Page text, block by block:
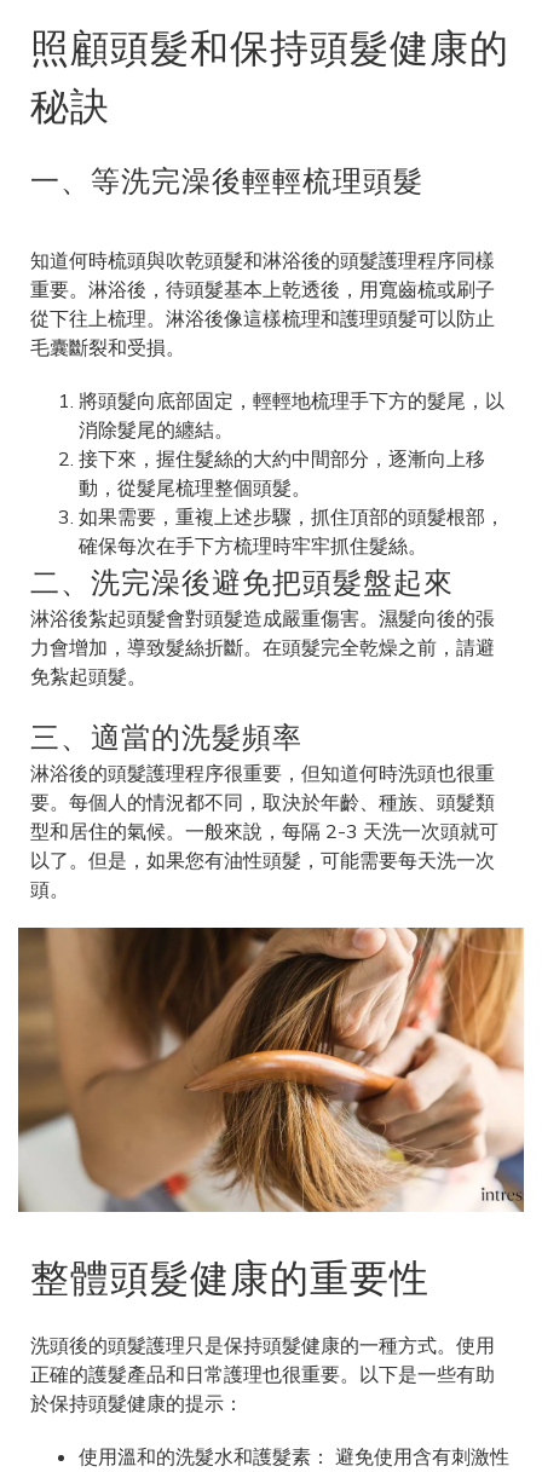
照顧頭髮和保持頭髮健康的
秘訣
一、等洗完澡後輕輕梳理頭髮
知道何時梳頭與吹乾頭髮和淋浴後的頭髮護理程序同樣
重要。淋浴後，待頭髮基本上乾透後，用寬齒梳或刷子
從下往上梳理。淋浴後像這樣梳理和護理頭髮可以防止
毛囊斷裂和受損。
將頭髮向底部固定，輕輕地梳理手下方的髮尾，以
消除髮尾的纏結。
接下來，握住髮絲的大約中間部分，逐漸向上移
動，從髮尾梳理整個頭髮。
如果需要，重複上述步驟，抓住頂部的頭髮根部，
確保每次在手下方梳理時牢牢抓住髮絲。
二、洗完澡後避免把頭髮盤起來
淋浴後紮起頭髮會對頭髮造成嚴重傷害。濕髮向後的張
力會增加，導致髮絲折斷。在頭髮完全乾燥之前，請避
免紮起頭髮。
三、適當的洗髮頻率
淋浴後的頭髮護理程序很重要，但知道何時洗頭也很重
要。每個人的情況都不同，取決於年齡、種族、頭髮類
型和居住的氣候。一般來說，每隔 2-3 天洗一次頭就可
以了。但是，如果您有油性頭髮，可能需要每天洗一次
頭。
整體頭髮健康的重要性
洗頭後的頭髮護理只是保持頭髮健康的一種方式。使用
正確的護髮產品和日常護理也很重要。以下是一些有助
於保持頭髮健康的提示：
使用溫和的洗髮水和護髮素： 避免使用含有刺激性